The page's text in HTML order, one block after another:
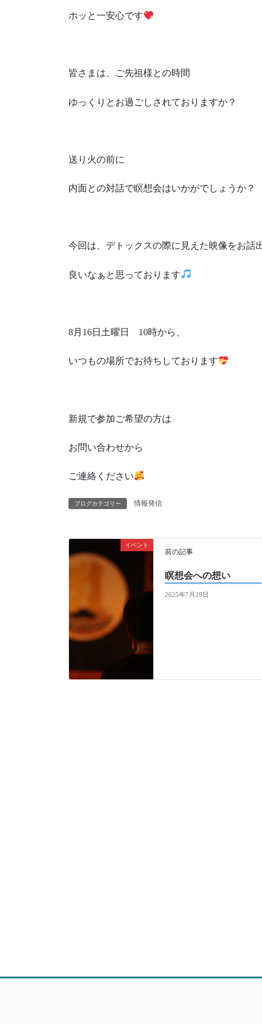
ホッと一安心です
皆さまは、ご先祖様との時間
ゆっくりとお過ごしされておりますか？
送り火の前に
内面との対話で瞑想会はいかがでしょうか？
今回は、デトックスの際に見えた映像をお話
良いなぁと思っております
8月16日土曜日 10時から、
いつもの場所でお待ちしております
新規で参加ご希望の方は
お問い合わせから
ご連絡ください
ブログカテゴリー 情報発信
イベント
前の記事
瞑想会への想い
2025年7月29日